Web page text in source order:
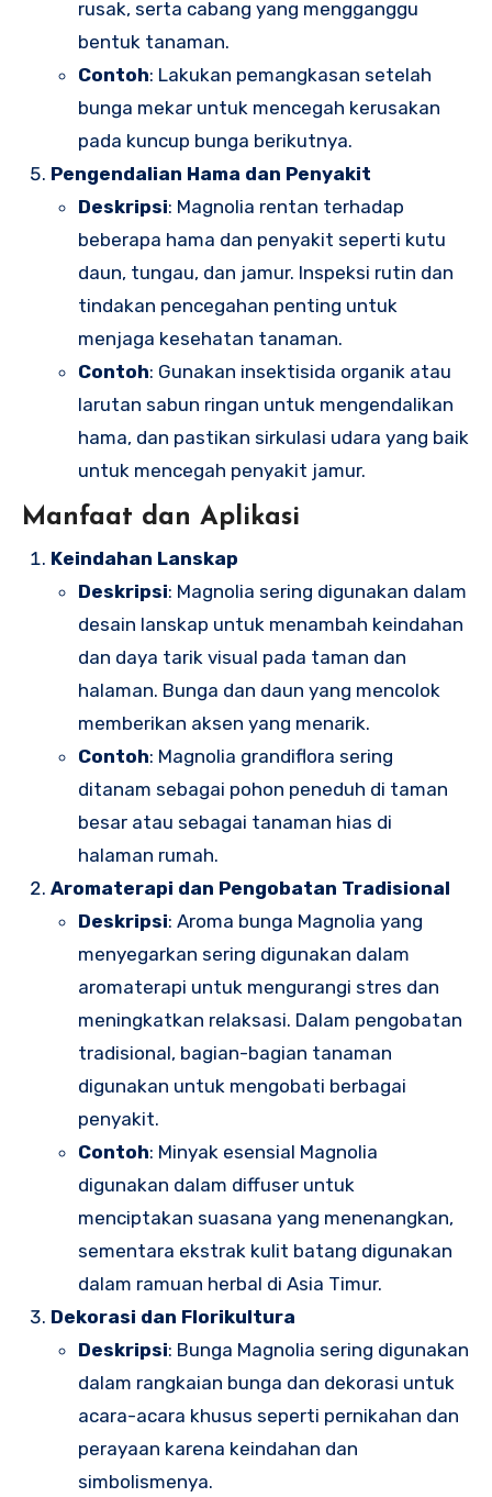
rusak, serta cabang yang mengganggu
bentuk tanaman.
Contoh: Lakukan pemangkasan setelah
bunga mekar untuk mencegah kerusakan
pada kuncup bunga berikutnya.
Pengendalian Hama dan Penyakit
Deskripsi: Magnolia rentan terhadap
beberapa hama dan penyakit seperti kutu
daun, tungau, dan jamur. Inspeksi rutin dan
tindakan pencegahan penting untuk
menjaga kesehatan tanaman.
Contoh: Gunakan insektisida organik atau
larutan sabun ringan untuk mengendalikan
hama, dan pastikan sirkulasi udara yang baik
untuk mencegah penyakit jamur.
Manfaat dan Aplikasi
Keindahan Lanskap
Deskripsi: Magnolia sering digunakan dalam
desain lanskap untuk menambah keindahan
dan daya tarik visual pada taman dan
halaman. Bunga dan daun yang mencolok
memberikan aksen yang menarik.
Contoh: Magnolia grandiflora sering
ditanam sebagai pohon peneduh di taman
besar atau sebagai tanaman hias di
halaman rumah.
Aromaterapi dan Pengobatan Tradisional
Deskripsi: Aroma bunga Magnolia yang
menyegarkan sering digunakan dalam
aromaterapi untuk mengurangi stres dan
meningkatkan relaksasi. Dalam pengobatan
tradisional, bagian-bagian tanaman
digunakan untuk mengobati berbagai
penyakit.
Contoh: Minyak esensial Magnolia
digunakan dalam diffuser untuk
menciptakan suasana yang menenangkan,
sementara ekstrak kulit batang digunakan
dalam ramuan herbal di Asia Timur.
Dekorasi dan Florikultura
Deskripsi: Bunga Magnolia sering digunakan
dalam rangkaian bunga dan dekorasi untuk
acara-acara khusus seperti pernikahan dan
perayaan karena keindahan dan
simbolismenya.